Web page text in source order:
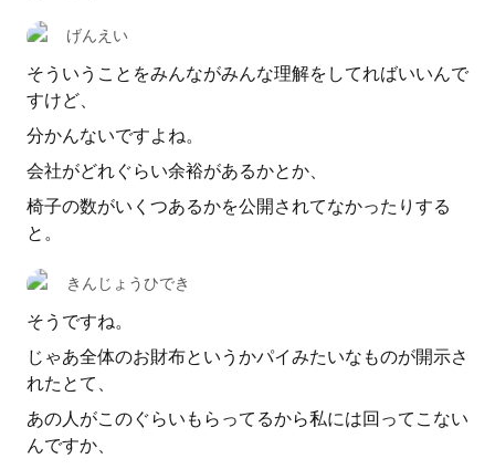
げんえい
そういうことをみんながみんな理解をしてればいいんで
すけど、
分かんないですよね。
会社がどれぐらい余裕があるかとか、
椅子の数がいくつあるかを公開されてなかったりする
と。
きんじょうひでき
そうですね。
じゃあ全体のお財布というかパイみたいなものが開示さ
れたとて、
あの人がこのぐらいもらってるから私には回ってこない
んですか、